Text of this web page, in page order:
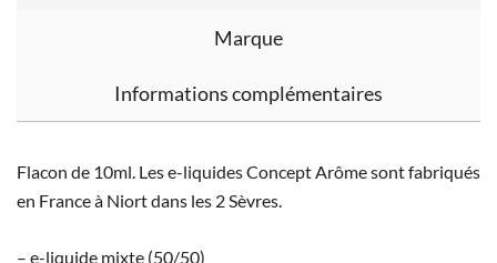
Marque
Informations complémentaires
Flacon de 10ml. Les e-liquides Concept Arôme sont fabriqués
en France à Niort dans les 2 Sèvres.
– e-liquide mixte (50/50)